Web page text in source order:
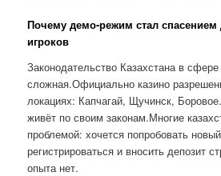
Почему демо-режим стал спасением
игроков
Законодательство Казахстана в
сложная.Официально казино
локациях: Капчагай, Щучинск,
живёт по своим законам.Многие
проблемой: хочется попробовать
регистрироваться и вносить депозит
опыта нет.